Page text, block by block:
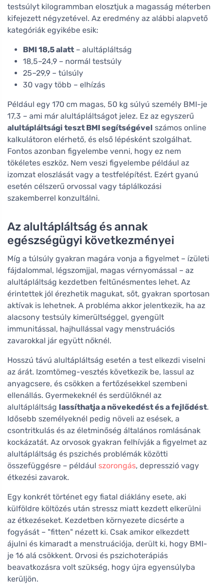
testsúlyt kilogrammban elosztjuk a magasság méterben
kifejezett négyzetével. Az eredmény az alábbi alapvető
kategóriák egyikébe esik:
BMI 18,5 alatt – alultápláltság
18,5–24,9 – normál testsúly
25–29,9 – túlsúly
30 vagy több – elhízás
Például egy 170 cm magas, 50 kg súlyú személy BMI-je
17,3 – ami már alultápláltságot jelez. Ez az egyszerű
alultápláltsági teszt BMI segítségével számos online
kalkulátoron elérhető, és első lépésként szolgálhat.
Fontos azonban figyelembe venni, hogy ez nem
tökéletes eszköz. Nem veszi figyelembe például az
izomzat eloszlását vagy a testfelépítést. Ezért gyanú
esetén célszerű orvossal vagy táplálkozási
szakemberrel konzultálni.
Az alultápláltság és annak
egészségügyi következményei
Míg a túlsúly gyakran magára vonja a figyelmet – ízületi
fájdalommal, légszomjjal, magas vérnyomással – az
alultápláltság kezdetben feltűnésmentes lehet. Az
érintettek jól érezhetik magukat, sőt, gyakran sportosan
aktívak is lehetnek. A probléma akkor jelentkezik, ha az
alacsony testsúly kimerültséggel, gyengült
immunitással, hajhullással vagy menstruációs
zavarokkal jár együtt nőknél.
Hosszú távú alultápláltság esetén a test elkezdi viselni
az árát. Izomtömeg-vesztés következik be, lassul az
anyagcsere, és csökken a fertőzésekkel szembeni
ellenállás. Gyermekeknél és serdülőknél az
alultápláltság lassíthatja a növekedést és a fejlődést.
Idősebb személyeknél pedig növeli az esések, a
csontritkulás és az életminőség általános romlásának
kockázatát. Az orvosok gyakran felhívják a figyelmet az
alultápláltság és pszichés problémák közötti
összefüggésre – például szorongás, depresszió vagy
étkezési zavarok.
Egy konkrét történet egy fiatal diáklány esete, aki
külföldre költözés után stressz miatt kezdett elkerülni
az étkezéseket. Kezdetben környezete dicsérte a
fogyását – "fitten" nézett ki. Csak amikor elkezdett
ájulni és kimaradt a menstruációja, derült ki, hogy BMI-
je 16 alá csökkent. Orvosi és pszichoterápiás
beavatkozásra volt szükség, hogy újra egyensúlyba
kerüljön.